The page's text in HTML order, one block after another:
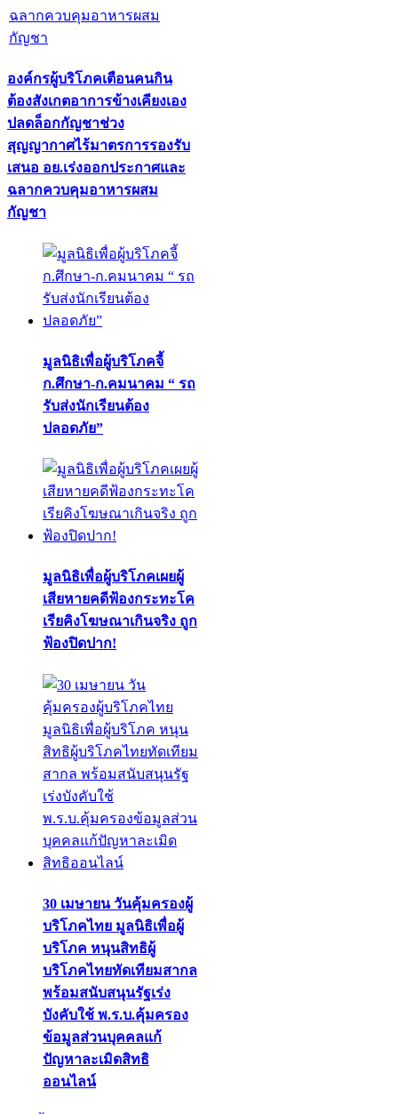
องค์กรผู้บริโภคเตือนคนกิน
ต้องสังเกตอาการข้างเคียงเอง
ปลดล็อกกัญชาช่วง
สุญญากาศไร้มาตรการรองรับ
เสนอ อย.เร่งออกประกาศและ
ฉลากควบคุมอาหารผสม
กัญชา
มูลนิธิเพื่อผู้บริโภคจี้
ก.ศึกษา-ก.คมนาคม “ รถ
รับส่งนักเรียนต้อง
ปลอดภัย”
มูลนิธิเพื่อผู้บริโภคเผยผู้
เสียหายคดีฟ้องกระทะโค
เรียคิงโฆษณาเกินจริง ถูก
ฟ้องปิดปาก!
30 เมษายน วันคุ้มครองผู้
บริโภคไทย มูลนิธิเพื่อผู้
บริโภค หนุนสิทธิผู้
บริโภคไทยทัดเทียมสากล
พร้อมสนับสนุนรัฐเร่ง
บังคับใช้ พ.ร.บ.คุ้มครอง
ข้อมูลส่วนบุคคลแก้
ปัญหาละเมิดสิทธิ
ออนไลน์